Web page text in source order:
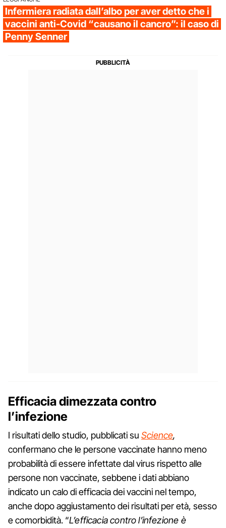
Infermiera radiata dall’albo per aver detto che i
vaccini anti-Covid “causano il cancro”: il caso di
Penny Senner
Efficacia dimezzata contro
l’infezione
I risultati dello studio, pubblicati su Science,
confermano che le persone vaccinate hanno meno
probabilità di essere infettate dal virus rispetto alle
persone non vaccinate, sebbene i dati abbiano
indicato un calo di efficacia dei vaccini nel tempo,
anche dopo aggiustamento dei risultati per età, sesso
e comorbidità. “L’efficacia contro l’infezione è